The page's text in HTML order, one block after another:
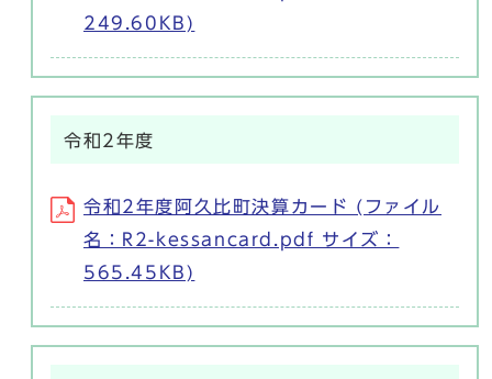
249.60KB)
令和2年度
令和2年度阿久比町決算カード (ファイル
名：R2-kessancard.pdf サイズ：
565.45KB)